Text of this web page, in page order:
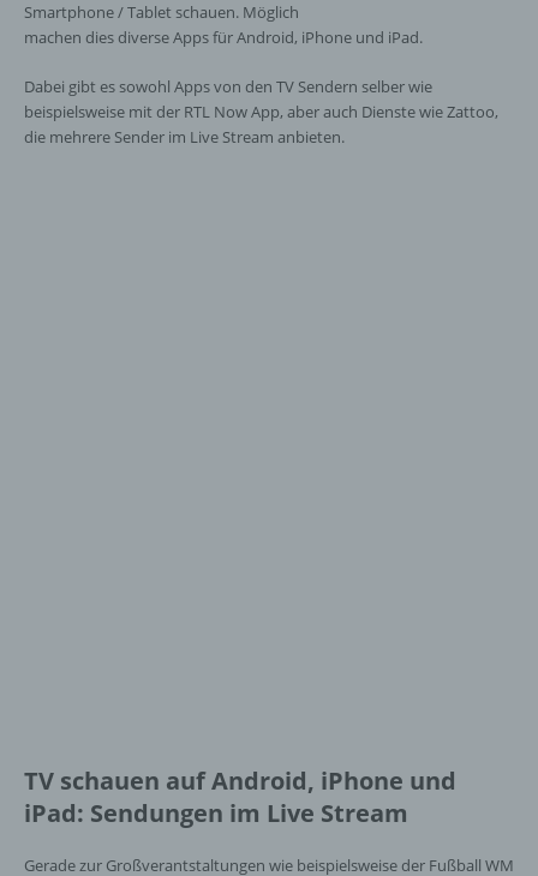
Smartphone / Tablet schauen. Möglich
machen dies diverse Apps für Android, iPhone und iPad.
Dabei gibt es sowohl Apps von den TV Sendern selber wie
beispielsweise mit der RTL Now App, aber auch Dienste wie Zattoo,
die mehrere Sender im Live Stream anbieten.
TV schauen auf Android, iPhone und
iPad: Sendungen im Live Stream
Gerade zur Großverantstaltungen wie beispielsweise der Fußball WM